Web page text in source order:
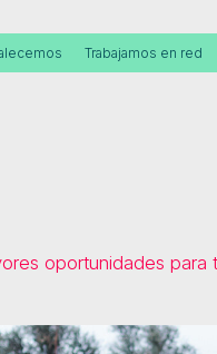
Trabajamos en red
oportunidades para